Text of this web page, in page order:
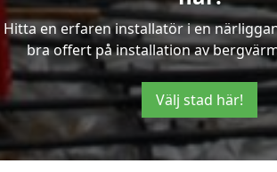
Hitta en erfaren installatör i en
bra offert på installation av
Välj stad här!